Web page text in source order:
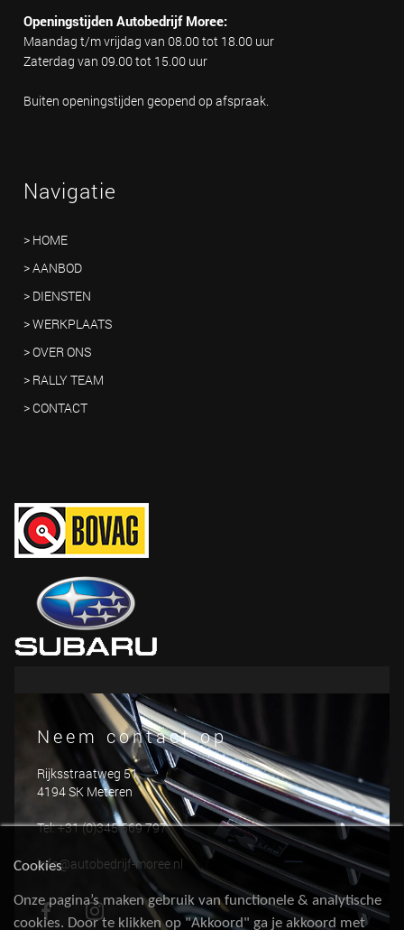
Openingstijden Autobedrijf Moree:
Maandag t/m vrijdag van 08.00 tot 18.00 uur
Zaterdag van 09.00 tot 15.00 uur
Buiten openingstijden geopend op afspraak.
Navigatie
> HOME
> AANBOD
> DIENSTEN
> WERKPLAATS
> OVER ONS
> RALLY TEAM
> CONTACT
Neem contact op
Rijksstraatweg 51
4194 SK Meteren
Tel: +31 (0)345 569 797
info@autobedrijf-moree.nl
Cookies
Onze pagina’s maken gebruik van functionele & analytische
cookies. Door te klikken op "Akkoord" ga je akkoord met